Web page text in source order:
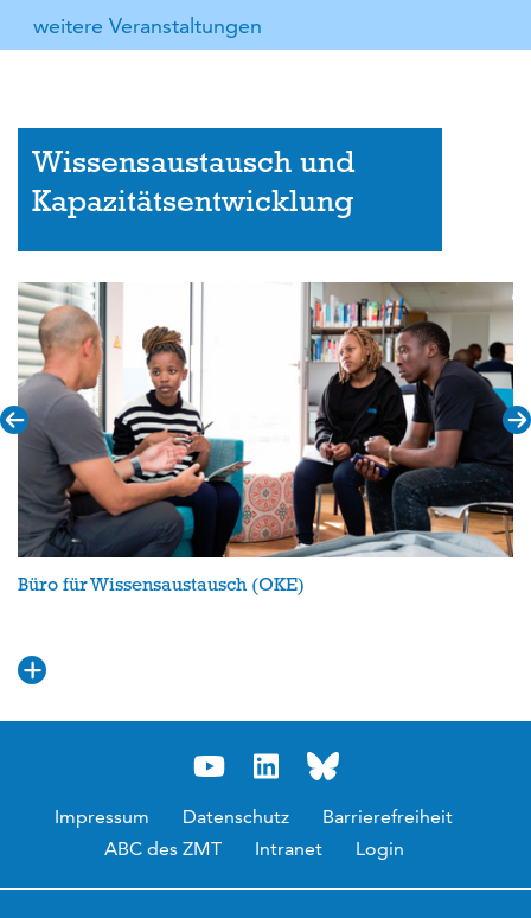
weitere Veranstaltungen
Wissensaustausch und
Kapazitätsentwicklung
Büro für Wissensaustausch (OKE)
Impressum Datenschutz
Barrierefreiheit
ABC des ZMT
Intranet Login